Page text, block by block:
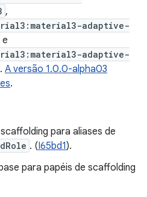
,
adaptive-
e
adaptive-
. A versão 1.0.0-alpha03
.
para aliases de
. (I65bd1).
para papéis de scaffolding